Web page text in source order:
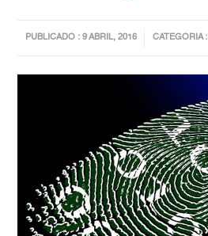
PUBLICADO : 9 ABRIL, 2016 CATEGORIA :